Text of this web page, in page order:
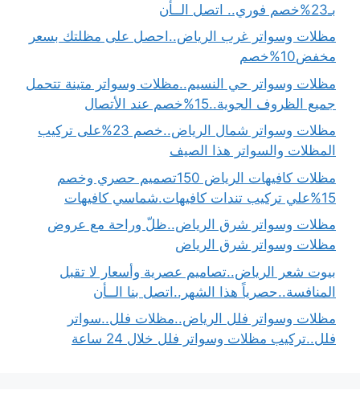
بـ23%خصم فوري.. اتصل الــأن
مظلات وسواتر غرب الرياض..احصل على مظلتك بسعر
مخفض10%خصم
مظلات وسواتر حي النسيم..مظلات وسواتر متينة تتحمل
جميع الظروف الجوية..15%خصم عند الأتصال
مظلات وسواتر شمال الرياض..خصم 23%على تركيب
المظلات والسواتر هذا الصيف
مظلات كافيهات الرياض 150تصميم حصري وخصم
15%علي تركيب تندات كافيهات.شماسي كافيهات
مظلات وسواتر شرق الرياض..ظلّ وراحة مع عروض
مظلات وسواتر شرق الرياض
بيوت شعر الرياض..تصاميم عصرية وأسعار لا تقبل
المنافسة..حصرياً هذا الشهر..اتصل بنا الــأن
مظلات وسواتر فلل الرياض..مظلات فلل..سواتر
فلل..تركيب مظلات وسواتر فلل خلال 24 ساعة